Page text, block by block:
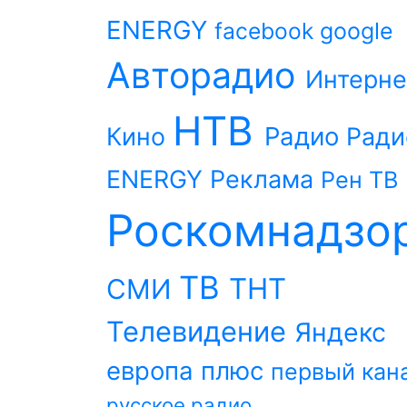
ENERGY facebook google
Авторадио
Кино НТВ Радио
ENERGY Реклама Рен ТВ
СМИ ТВ ТНТ
Телевидение Яндекс
европа плюс первый